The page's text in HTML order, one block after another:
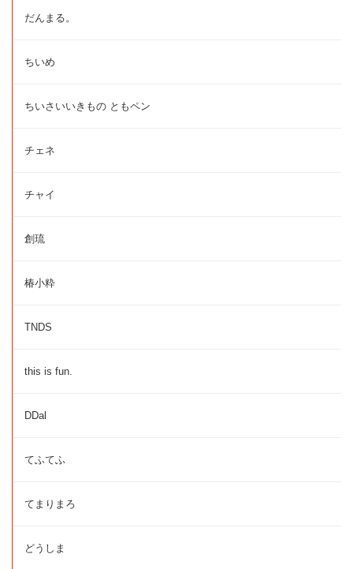
だんまる。
ちいめ
ちいさいいきもの ともペン
チェネ
チャイ
創琉
椿小粋
TNDS
this is fun.
DDal
てふてふ
てまりまろ
どうしま